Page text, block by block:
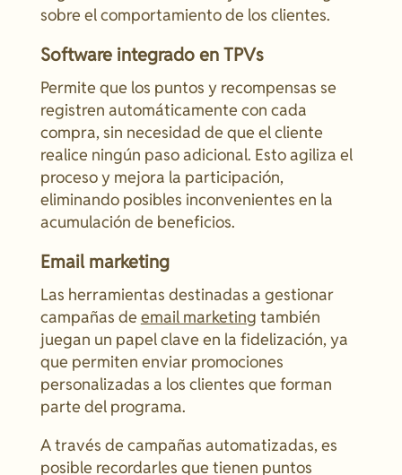
sobre el comportamiento de los clientes.
Software integrado en TPVs
Permite que los puntos y recompensas se
registren automáticamente con cada
compra, sin necesidad de que el cliente
realice ningún paso adicional. Esto agiliza el
proceso y mejora la participación,
eliminando posibles inconvenientes en la
acumulación de beneficios.
Email marketing
Las herramientas destinadas a gestionar
campañas de email marketing también
juegan un papel clave en la fidelización, ya
que permiten enviar promociones
personalizadas a los clientes que forman
parte del programa.
A través de campañas automatizadas, es
posible recordarles que tienen puntos